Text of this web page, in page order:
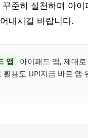
꾸준히 실천하며 아이
내시길 바랍니다.
앱
아이패드 앱, 제대
활용도 UP!지금 바로 앱